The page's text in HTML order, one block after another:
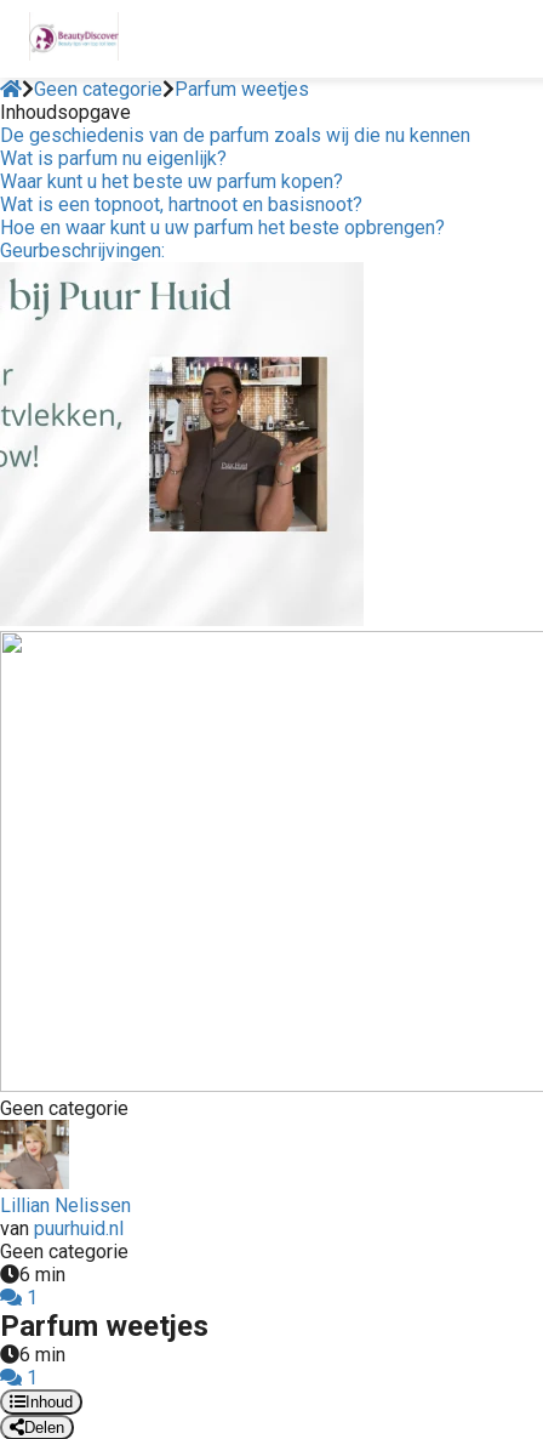
Geen categorie
Parfum weetjes
Inhoudsopgave
De geschiedenis van de parfum zoals wij die nu kennen
Wat is parfum nu eigenlijk?
Waar kunt u het beste uw parfum kopen?
Wat is een topnoot, hartnoot en basisnoot?
Hoe en waar kunt u uw parfum het beste opbrengen?
Geurbeschrijvingen:
Geen categorie
Lillian Nelissen
van puurhuid.nl
Geen categorie
6 min
1
Parfum weetjes
6 min
1
Inhoud
Delen